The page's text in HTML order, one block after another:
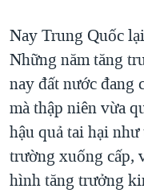
Nay Trung Quốc
Những năm tăng
nay đất nước đang
mà thập niên vừa
hậu quả tai hại
trường xuống cấp,
hình tăng trưởng